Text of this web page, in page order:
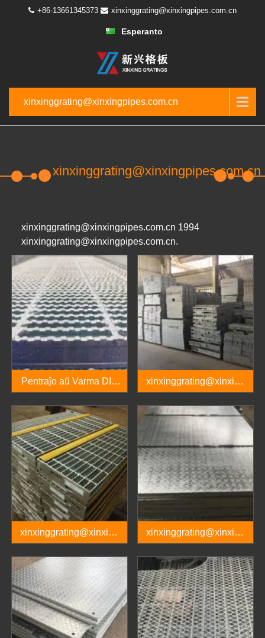
+86-13661345373 xinxinggrating@xinxingpipes.com.cn
Esperanto
xinxinggrating@xinxingpipes.com.cn
xinxinggrating@xinxingpipes.com.cn
xinxinggrating@xinxingpipes.com.cn 1994
xinxinggrating@xinxingpipes.com.cn.
Pentraĵo aŭ Varma DIP
Galvanizita
xinxinggrating@xinxing
pipes.com.cn
xinxinggrating@xinxing
pipes.com.cn、
pipes.com.cn
xinxinggrating@xinxing
pipes.com.cn